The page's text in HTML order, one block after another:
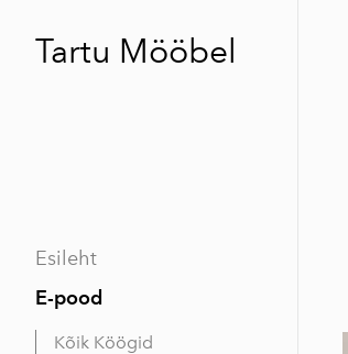
Tartu Mööbel
Esileht
E-pood
Kõik Köögid